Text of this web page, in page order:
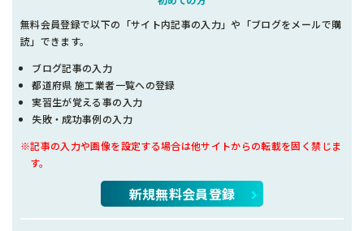
無料会員登録で以下の「サイト内記事の入力」や「ブログをメールで購
読」できます。
ブログ記事の入力
都道府県 施工業者一覧への登録
実習生が覚える事の入力
失敗・成功事例の入力
※記事の入力や画像を設定する場合は他サイトからの転載を固く禁じま
す。
新規無料会員登録